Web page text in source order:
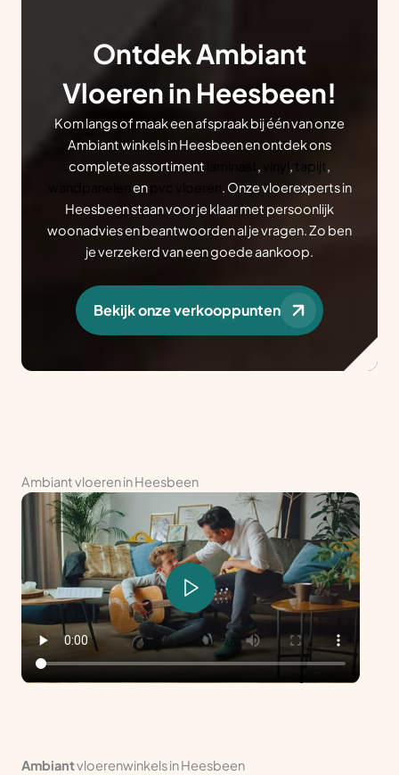
Ontdek Ambiant
Vloeren in Heesbeen!
Kom langs of maak een afspraak bij één van onze
Ambiant winkels in Heesbeen en ontdek ons
complete assortiment
, , tapijt,
en
. Onze vloerexperts in
Heesbeen staan voor je klaar met persoonlijk
woonadvies en beantwoorden al je vragen. Zo ben
je verzekerd van een goede aankoop.
Bekijk onze verkooppunten
Ambiant vloeren in Heesbeen
Ambiantvloerenwinkels in Heesbeen